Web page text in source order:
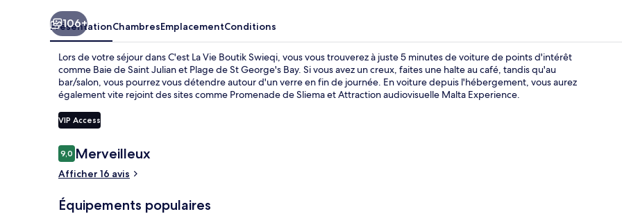
Studio
106+
PrésentationChambresEmplacementConditions
Lors de votre séjour dans C'est La Vie Boutik Swieqi, vous vous trouverez à juste 5 minutes de voiture de points d'intérêt
comme Baie de Saint Julian et Plage de St George's Bay. Si vous avez un creux, faites une halte au café, tandis qu'au
bar/salon, vous pourrez vous détendre autour d'un verre en fin de journée. En voiture depuis l'hébergement, vous aurez
également vite rejoint des sites comme Promenade de Sliema et Attraction audiovisuelle Malta Experience.
VIP Access
Avis
voyageurs
9,09,0 sur 10
Merveilleux
Afficher 16 avis
Équipements populaires